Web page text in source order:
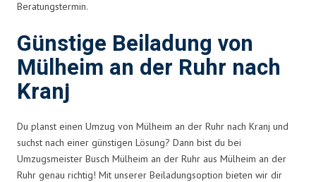
Beratungstermin.
Günstige Beiladung von
Mülheim an der Ruhr nach
Kranj
Du planst einen Umzug von Mülheim an der Ruhr nach Kranj und
suchst nach einer günstigen Lösung? Dann bist du bei
Umzugsmeister Busch Mülheim an der Ruhr aus Mülheim an der
Ruhr genau richtig! Mit unserer Beiladungsoption bieten wir dir